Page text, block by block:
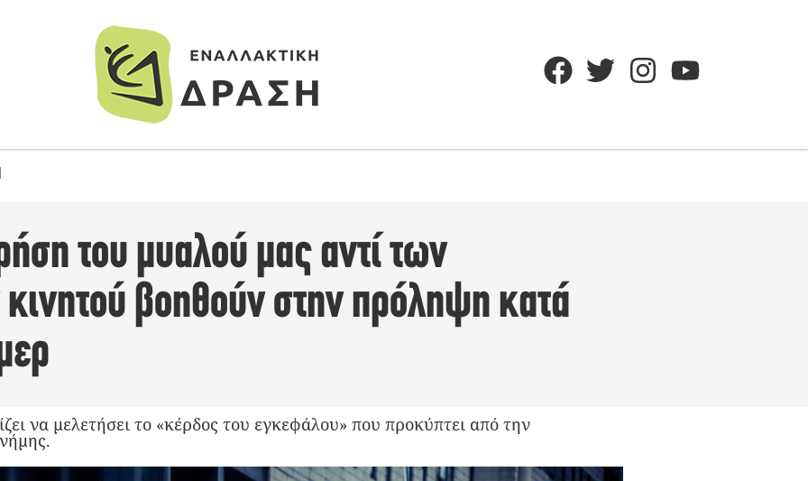
του μυαλού μας αντί των
βοηθούν στην πρόληψη κατά
να μελετήσει το «κέρδος του εγκεφάλου» που προκύπτει από την